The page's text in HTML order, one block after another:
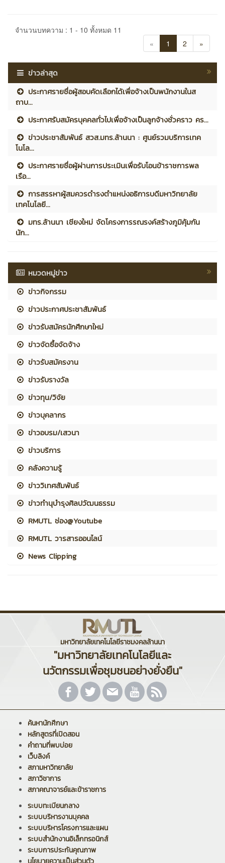
จำนวนบทความ : 1 - 10 ทั้งหมด 11
«
1 2 »
ข่าวล่าสุด
ประกาศรายชื่อผู้สอบคัดเลือกได้เพื่อจ้างเป็นพนักงานในส
ถาบ...
ประกาศรับสมัครบุคคลทั่วไปเพื่อจ้างเป็นลูกจ้างชั่วคราว คร...
ข่าวประชาสัมพันธ์ สวส.มทร.ล้านนา : ศูนย์รวมบริการเทค
โนโล...
ประกาศรายชื่อผู้ผ่านการประเมินเพื่อรับโอนข้าราชการพล
เรือ...
การสรรหาผู้สมควรดำรงตำแหน่งอธิการบดีมหาวิทยาลัย
เทคโนโลยี...
มทร.ล้านนา เชียงใหม่ จัดโครงการรณรงค์สร้างภูมิคุ้มกัน
นัก...
หมวดหมู่ข่าว
ข่าวกิจกรรม
ข่าวประกาศประชาสัมพันธ์
ข่าวรับสมัครนักศึกษาใหม่
ข่าวจัดซื้อจัดจ้าง
ข่าวรับสมัครงาน
ข่าวรับรางวัล
ข่าวทุน/วิจัย
ข่าวบุคลากร
ข่าวอบรม/เสวนา
ข่าวบริการ
คลังความรู้
ข่าววิเทศสัมพันธ์
ข่าวทำนุบำรุงศิลปวัฒนธรรม
RMUTL ช่อง@Youtube
RMUTL วารสารออนไลน์
News Clipping
มหาวิทยาลัยเทคโนโลยีราชมงคลล้านนา
"มหาวิทยาลัยเทคโนโลยีและ
นวัตกรรมเพื่อชุมชนอย่างยั่งยืน"
ค้นหานักศึกษา
หลักสูตรที่เปิดสอน
คำถามที่พบบ่อย
เว็บลิงค์
สภามหาวิทยาลัย
สภาวิชาการ
สภาคณาจารย์และข้าราชการ
ระบบทะเบียนกลาง
ระบบบริหารงานบุคคล
ระบบบริหารโครงการและแผน
ระบบสำนักงานอิเล็กทรอนิกส์
ระบบการประกันคุณภาพ